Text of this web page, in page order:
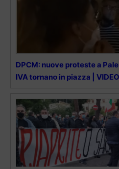
DPCM: nuove proteste a
IVA tornano in piazza | VIDEO